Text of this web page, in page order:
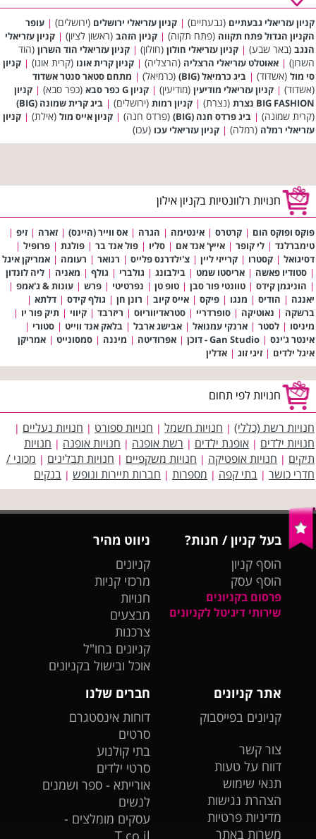
קניון עזריאלי גבעתיים (גבעתיים) | קניון עזריאלי ירושלים (ירושלים) | עופר
הקניון הגדול פתח תקווה (פתח תקוה) | קניון הזהב (ראשון לציון) | קניון עזריאלי
הנגב (באר שבע) | קניון עזריאלי חולון (חולון) | קניון עזריאלי הוד השרון (הוד
השרון) | אאוטלט עזריאלי הרצליה (הרצליה) | קניון קרית אונו (קרית אונו) | קניון
סי מול (אשדוד) | ביג כרמיאל (BIG) (כרמיאל) | מתחם סטאר סנטר אשדוד
(אשדוד) | קניון עזריאלי מודיעין (מודיעין) | קניון G כפר סבא (כפר סבא) | קניון
BIG FASHION נצרת
(נצרת) | קניון רמות (ירושלים) | ביג קרית שמונה (BIG)
(קרית שמונה) | ביג פרדס חנה (BIG) (פרדס חנה) | קניון אייס מול (אילת) | קניון
עזריאלי רמלה (רמלה) | קניון עזריאלי עכו (עכו)
חנויות רלוונטיות בקניון אילון
פוקס ופוקס הום | קרטרס | אינטימה | הגרה | אס ווייר (היינס) | זארה | זיפ |
טימברלנד | לי קופר | אייץ' אנד אם | סליו | פול אנד בר | פולגת | פרופיל |
דסיגואל | קסטרו | קרייזי ליין | צ'ילדרנס פלייס | רנואר | רעומה | אמריקן איגל
| סטודיו פאשה | אריסטו שמט | בילבונג | גולברי | גולף | מאניה | ליה לונדון
| הוניגמן קידס | טוונטי פור סבן | טופ טן | נפרטיטי | פרש | עונות & ג'אמפ |
יאנגה | הודיס | מנגו | פיקס | אייס קיוב | רונן חן | גולף קידס | דלתא |
ברשקה | נאוטיקה | סופרדריי | סטראדיווריוס | ריזרבד | קיווי | תיק פור יו |
מיניסו | לסטר | ארנקי עמנואל | אבישג ארבל | בלאק אנד ווייט | סטורי |
אינטר ג'ינס | Gan Studio - דוכן | אפרודיטה | מיננה | סמסונייט | אמריקן
איגל ילדים | זיגי זוג | אדלין
חנויות לפי תחום
חנויות רשת (כללי) | חנויות חשמל | חנויות ספורט | חנויות נעליים |
חנויות ילדים | אופנת ילדים | רשת אופנה | חנויות אופנה | חנויות
תיקים | חנויות אופטיקה | חנויות משקפיים | חנויות תבלינים | מכוני /
חדרי כושר | בתי קפה | מספרות | חברות תיירות ונופש | בנקים
בעל קניון / חנות?
הוסף קניון
הוסף עסק
פרסום בקניונים
שירותי דיגיטל לקניונים
ניווט מהיר
קניונים
מרכזי קניות
חנויות
מבצעים
צרכנות
קניונים בחו"ל
אוכל ובישול בקניונים
אתר קניונים
קניונים בפייסבוק
צור קשר
דווח על טעות
תנאי שימוש
הצהרת נגישות
מדיניות פרטיות
משרות באתר
חברים שלנו
דוחות אינסטגרם
סרטים
בתי קולנוע
סרטי ילדים
אורייתא - ספר ושמנים
לנשים
עסקים מומלצים -
T.co.il